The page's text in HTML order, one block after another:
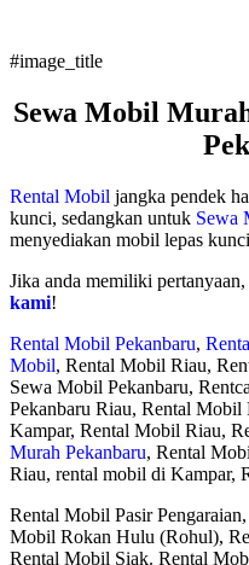
#image_title
Sewa Mobil
Rental Mobil jangka pendek
kunci, sedangkan untuk Sewa
menyediakan mobil lepas
Jika anda memiliki
kami!
Rental Mobil Pekanbaru,
Mobil, Rental Mobil Riau,
Sewa Mobil Pekanbaru,
Pekanbaru Riau, Rental Mobil
Kampar, Rental Mobil Riau,
Murah Pekanbaru, Rental
Riau, rental mobil di Kampar,
Rental Mobil Pasir
Mobil Rokan Hulu (Rohul),
Rental Mobil Siak. Rental